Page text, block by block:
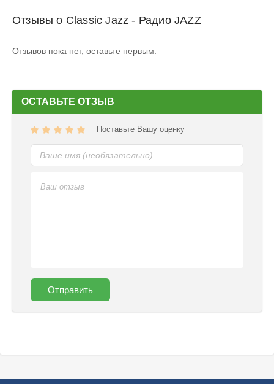
Отзывы о Classic Jazz - Радио JAZZ
Отзывов пока нет, оставьте первым.
ОСТАВЬТЕ ОТЗЫВ
Поставьте Вашу оценку
Отправить